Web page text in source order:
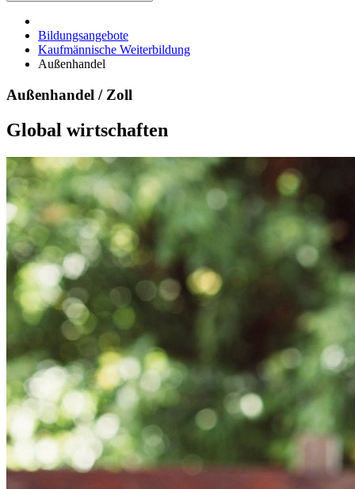
Bildungsangebote
Kaufmännische Weiterbildung
Außenhandel
Außenhandel / Zoll
Global wirtschaften